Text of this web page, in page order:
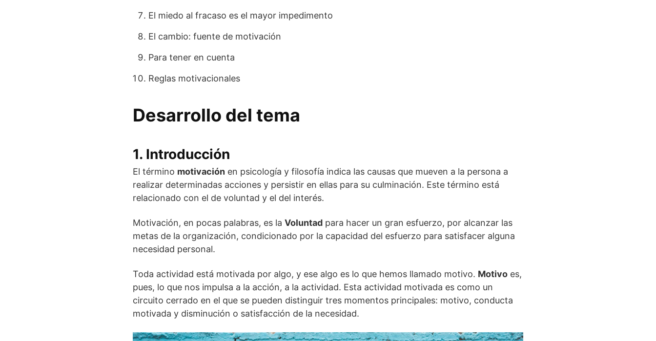
El miedo al fracaso es el mayor impedimento
El cambio: fuente de motivación
Para tener en cuenta
Reglas motivacionales
Desarrollo del tema
1. Introducción
El término motivación en psicología y filosofía indica las causas que mueven a la persona a
realizar determinadas acciones y persistir en ellas para su culminación. Este término está
relacionado con el de voluntad y el del interés.
Motivación, en pocas palabras, es la Voluntad para hacer un gran esfuerzo, por alcanzar las
metas de la organización, condicionado por la capacidad del esfuerzo para satisfacer alguna
necesidad personal.
Toda actividad está motivada por algo, y ese algo es lo que hemos llamado motivo. Motivo es,
pues, lo que nos impulsa a la acción, a la actividad. Esta actividad motivada es como un
circuito cerrado en el que se pueden distinguir tres momentos principales: motivo, conducta
motivada y disminución o satisfacción de la necesidad.